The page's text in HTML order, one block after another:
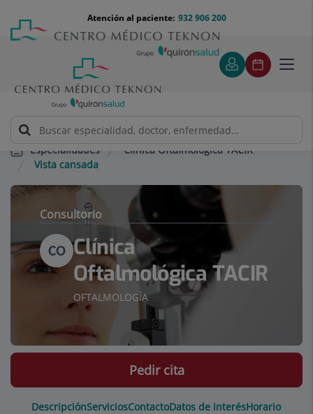
contenido
Menú
teléfono
cabecera
932 906 200
Atención al paciente:
Especialidades
Clínica Oftalmológica TACIR
Vista cansada
Consultorio
CO Clínica
Oftalmológica TACIR
OFTALMOLOGÍA
DescripciónServiciosContactoDatos de interésHorario
Pedir cita